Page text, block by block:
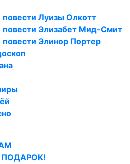
Луизы Олкотт
повести Элизабет Мид-Смит
Элинор Портер